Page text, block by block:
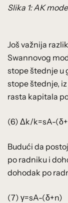
Slika 1: AK
Još važnija
Swannovog
stope štednje u
stope štednje,
rasta kapitala
(6) Δk/k=sA-
Budući da
po radniku i
dohodak po
(7) γ=sA-(δ+n)